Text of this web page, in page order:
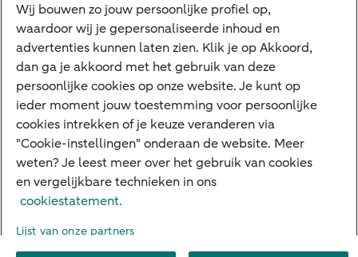
Sectoren & trends
Ondernemersverhalen
Valutacentrum
Alles over PSD2
Business Community
Over ABN AMRO
Toegankelijkheid
PrivacyDisclaimerCookie-instellingen
Wij bouwen zo jouw persoonlijke profiel op,
waardoor wij je gepersonaliseerde inhoud en
advertenties kunnen laten zien. Klik je op Akkoord,
dan ga je akkoord met het gebruik van deze
persoonlijke cookies op onze website. Je kunt op
ieder moment jouw toestemming voor persoonlijke
cookies intrekken of je keuze veranderen via
"Cookie-instellingen" onderaan de website. Meer
weten? Je leest meer over het gebruik van cookies
en vergelijkbare technieken in ons
cookiestatement.
Lijst van onze partners